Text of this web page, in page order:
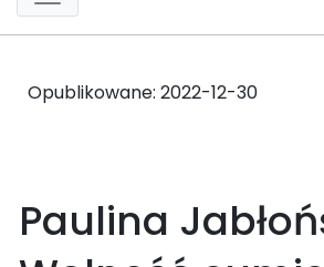
Opublikowane: 2022-12-30
Paulina